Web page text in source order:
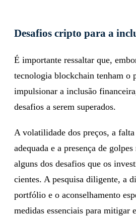
Desafios cripto para a
É importante ressaltar que,
tecnologia blockchain tenham o
impulsionar a inclusão
desafios a serem superados.
A volatilidade dos preços, a
adequada e a presença de
alguns dos desafios que os
cientes. A pesquisa diligente, a
portfólio e o aconselhamento
medidas essenciais para mitigar